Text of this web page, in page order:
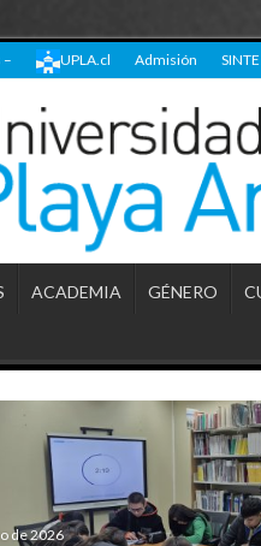
– UPLA.cl Admisión SINTE
ACADEMIA GÉNERO
de 2026